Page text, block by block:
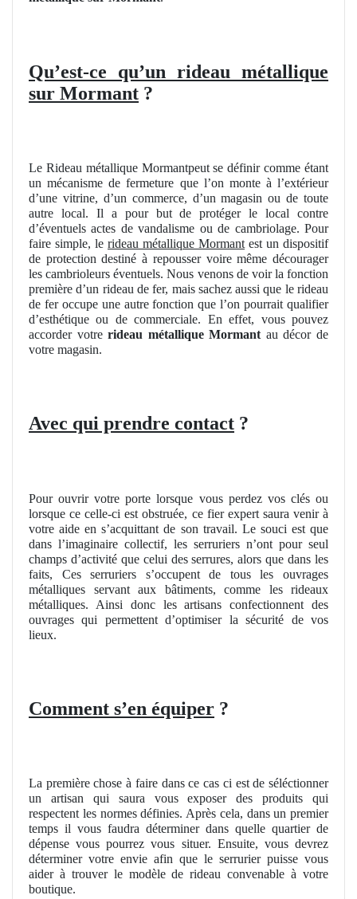
Qu’est-ce qu’un rideau métallique
sur Mormant ?
Le Rideau métallique Mormantpeut se définir comme étant
un mécanisme de fermeture que l’on monte à l’extérieur
d’une vitrine, d’un commerce, d’un magasin ou de toute
autre local. Il a pour but de protéger le local contre
d’éventuels actes de vandalisme ou de cambriolage. Pour
faire simple, le rideau métallique Mormant est un dispositif
de protection destiné à repousser voire même décourager
les cambrioleurs éventuels. Nous venons de voir la fonction
première d’un rideau de fer, mais sachez aussi que le rideau
de fer occupe une autre fonction que l’on pourrait qualifier
d’esthétique ou de commerciale. En effet, vous pouvez
accorder votrerideau métallique Mormant au décor de
votre magasin.
Avec qui prendre contact ?
Pour ouvrir votre porte lorsque vous perdez vos clés ou
lorsque ce celle-ci est obstruée, ce fier expert saura venir à
votre aide en s’acquittant de son travail. Le souci est que
dans l’imaginaire collectif, les serruriers n’ont pour seul
champs d’activité que celui des serrures, alors que dans les
faits, Ces serruriers s’occupent de tous les ouvrages
métalliques servant aux bâtiments, comme les rideaux
métalliques. Ainsi donc les artisans confectionnent des
ouvrages qui permettent d’optimiser la sécurité de vos
lieux.
Comment s’en équiper ?
La première chose à faire dans ce cas ci est de séléctionner
un artisan qui saura vous exposer des produits qui
respectent les normes définies. Après cela, dans un premier
temps il vous faudra déterminer dans quelle quartier de
dépense vous pourrez vous situer. Ensuite, vous devrez
déterminer votre envie afin que le serrurier puisse vous
aider à trouver le modèle de rideau convenable à votre
boutique.